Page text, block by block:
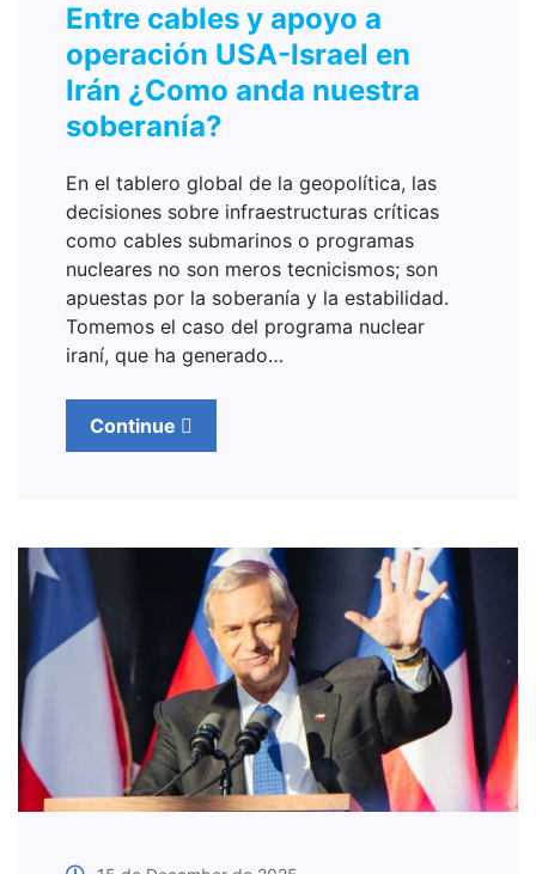
Entre cables y apoyo a
operación USA-Israel en
Irán ¿Como anda nuestra
soberanía?
En el tablero global de la geopolítica, las
decisiones sobre infraestructuras críticas
como cables submarinos o programas
nucleares no son meros tecnicismos; son
apuestas por la soberanía y la estabilidad.
Tomemos el caso del programa nuclear
iraní, que ha generado…
Continue